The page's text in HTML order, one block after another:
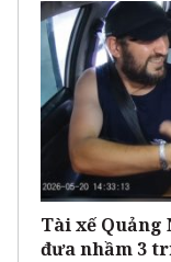
Tài xế
đưa nhầm 3